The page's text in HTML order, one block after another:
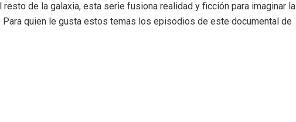
de la galaxia, esta serie fusiona realidad y ficción para imaginar la
Para quien le gusta estos temas los episodios de este documental de